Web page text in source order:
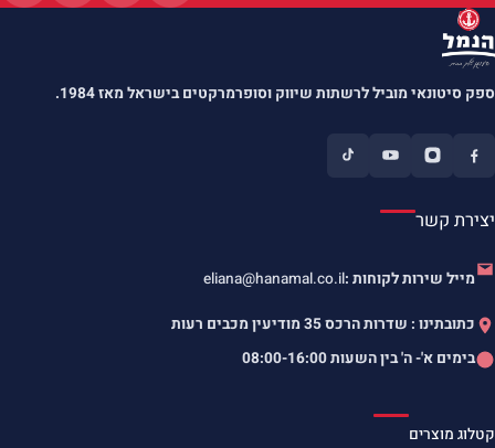
ספק סיטונאי מוביל לרשתות שיווק וסופרמרקטים בישראל מאז 1984.
יצירת קשר
מייל שירות לקוחות :eliana@hanamal.co.il
כתובתינו : שדרות הרכס 35 מודיעין מכבים רעות
בימים א'- ה' בין השעות08:00-16:00
קטלוג מוצרים